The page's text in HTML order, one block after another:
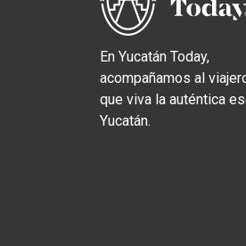
En Yucatán Today,
acompañamos al
que viva la auténtica
Yucatán.